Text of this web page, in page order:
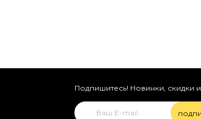
Подпишитесь! Новинки, скидки